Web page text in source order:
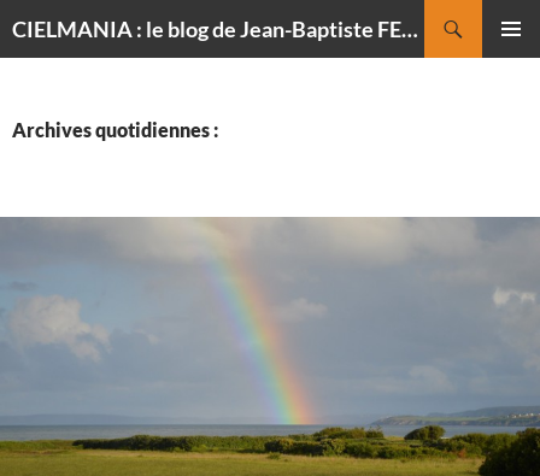
CIELMANIA : le blog de Jean-Baptiste FELDMANN, photographe du ciel
Archives quotidiennes :